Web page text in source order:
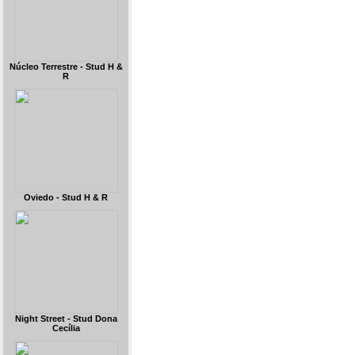
Núcleo Terrestre - Stud H &
R
Oviedo - Stud H & R
Night Street - Stud Dona
Cecília